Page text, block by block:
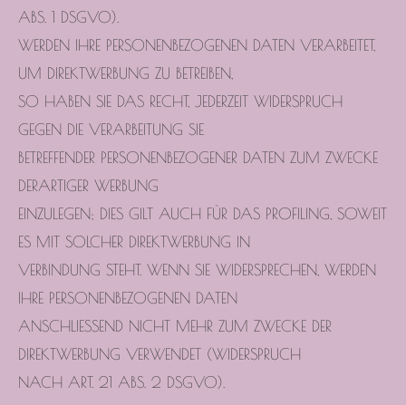
ABS. 1 DSGVO).
WERDEN IHRE PERSONENBEZOGENEN DATEN VERARBEITET,
UM DIREKTWERBUNG ZU BETREIBEN,
SO HABEN SIE DAS RECHT, JEDERZEIT WIDERSPRUCH
GEGEN DIE VERARBEITUNG SIE
BETREFFENDER PERSONENBEZOGENER DATEN ZUM ZWECKE
DERARTIGER WERBUNG
EINZULEGEN; DIES GILT AUCH FÜR DAS PROFILING, SOWEIT
ES MIT SOLCHER DIREKTWERBUNG IN
VERBINDUNG STEHT. WENN SIE WIDERSPRECHEN, WERDEN
IHRE PERSONENBEZOGENEN DATEN
ANSCHLIESSEND NICHT MEHR ZUM ZWECKE DER
DIREKTWERBUNG VERWENDET (WIDERSPRUCH
NACH ART. 21 ABS. 2 DSGVO).